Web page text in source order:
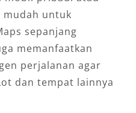
mudah untuk
sepanjang
memanfaatkan
perjalanan agar
dan tempat lainnya